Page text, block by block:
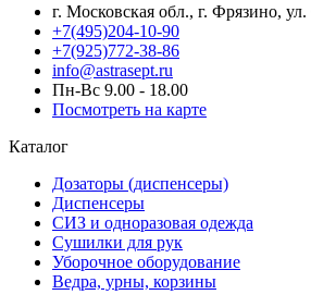
г. Московская обл., г. Фрязино,
+7(495)204-10-90
+7(925)772-38-86
info@astrasept.ru
Пн-Вс 9.00 - 18.00
Посмотреть на карте
Каталог
Дозаторы (диспенсеры)
Диспенсеры
СИЗ и одноразовая одежда
Сушилки для рук
Уборочное оборудование
Ведра, урны, корзины